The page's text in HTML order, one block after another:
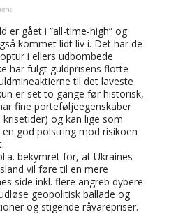
er gået i ”all-time-high” og
kommet lidt liv i. Det har de
i ellers udbombede
har fulgt guldprisens flotte
til det laveste
er set to gange før historisk,
fine porteføljeegenskaber
og kan lige som
god polstring mod risikoen
bekymret for, at Ukraines
vil føre til en mere
side inkl. flere angreb dybere
geopolitisk ballade og
og stigende råvarepriser.